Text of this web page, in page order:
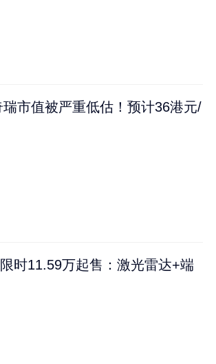
市值被严重低估！预计36港元/
时11.59万起售：激光雷达+端